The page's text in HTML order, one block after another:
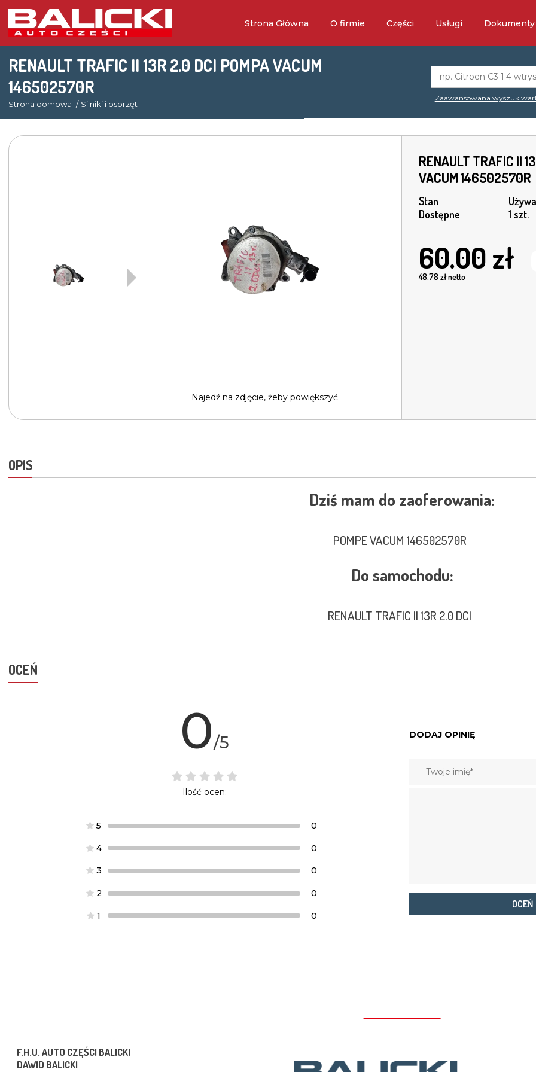
Strona Główna O firmie Części Usługi Dokumenty
RENAULT TRAFIC II 13R 2.0 DCI POMPA VACUM
146502570R
Strona domowa Silniki i osprzęt
Zaawansowana
Najedź na zdjęcie, żeby powiększyć
RENAULT TRAFIC II
VACUM 146502570R
Stan
Dostępne
1 szt.
60.00 zł
48.78zł netto
OPIS
Dziś mam do zaoferowania:
POMPE VACUM 146502570R
Do samochodu:
RENAULT TRAFIC II 13R 2.0 DCI
OCEŃ
0/5
Ilość ocen:
5 0
4 0
3 0
2 0
1 0
DODAJ OPINIĘ
OCEŃ
F.H.U. AUTO CZĘŚCI BALICKI
DAWID BALICKI